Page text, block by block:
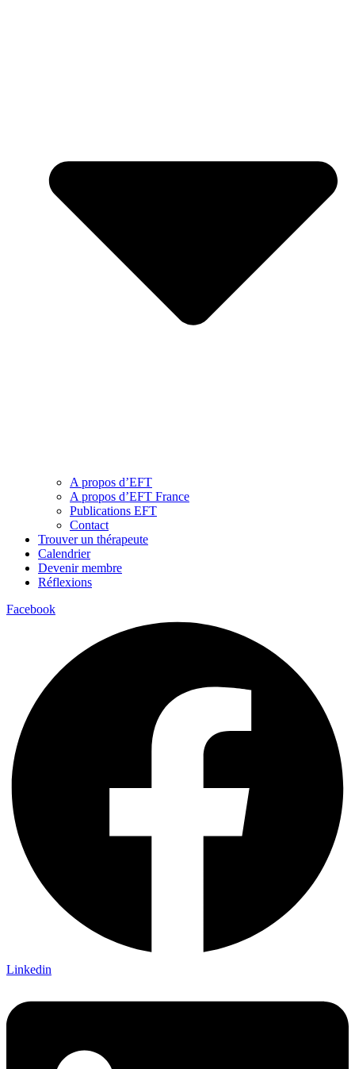
A propos d’EFT
A propos d’EFT France
Publications EFT
Contact
Trouver un thérapeute
Calendrier
Devenir membre
Réflexions
Facebook
Linkedin